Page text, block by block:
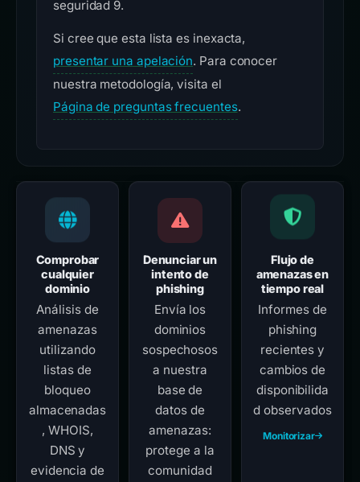
seguridad 9.
Si cree que esta lista es inexacta,
presentar una apelación. Para conocer
nuestra metodología, visita el
Página de preguntas frecuentes.
Comprobar
cualquier
dominio
Análisis de
amenazas
utilizando
listas de
bloqueo
almacenadas
, WHOIS,
DNS y
evidencia de
Denunciar un
intento de
phishing
Envía los
dominios
sospechosos
a nuestra
base de
datos de
amenazas:
protege a la
comunidad
Flujo de
amenazas en
tiempo real
Informes de
phishing
recientes y
cambios de
disponibilida
d observados
Monitorizar